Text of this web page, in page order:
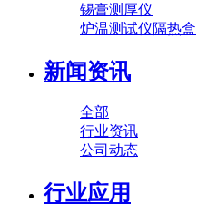
锡膏测厚仪
炉温测试仪隔热盒
新闻资讯
全部
行业资讯
公司动态
行业应用